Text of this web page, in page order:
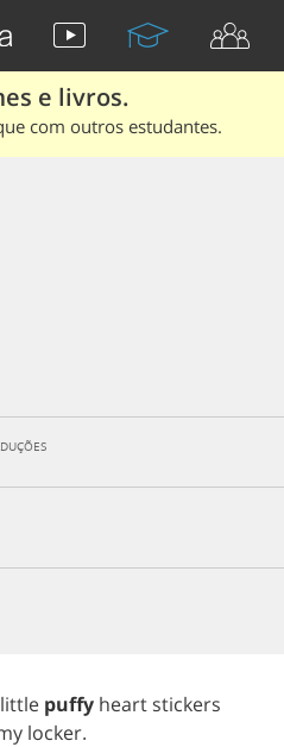
e livros.
com outros estudantes.
little puffy heart stickers
locker.